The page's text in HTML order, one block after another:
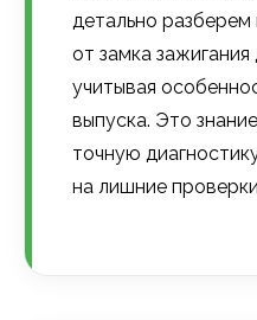
детально
от замка
учитывая
выпуска. Это
точную
на лишние